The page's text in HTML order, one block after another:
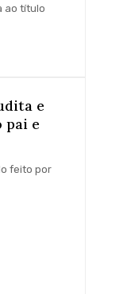
ao título
e
pai e
feito por